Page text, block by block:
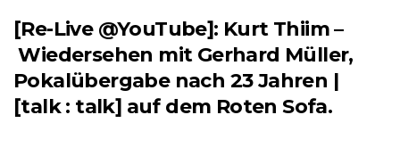
[Re-Live @YouTube]: Kurt Thiim –
Wiedersehen mit Gerhard Müller,
Pokalübergabe nach 23 Jahren |
[talk : talk] auf dem Roten Sofa.